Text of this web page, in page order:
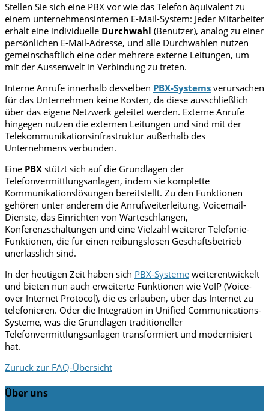
Stellen Sie sich eine PBX vor wie das Telefon äquivalent zu
einem unternehmensinternen E-Mail-System: Jeder Mitarbeiter
erhält eine individuelle Durchwahl (Benutzer), analog zu einer
persönlichen E-Mail-Adresse, und alle Durchwahlen nutzen
gemeinschaftlich eine oder mehrere externe Leitungen, um
mit der Aussenwelt in Verbindung zu treten.
Interne Anrufe innerhalb desselben PBX-Systems verursachen
für das Unternehmen keine Kosten, da diese ausschließlich
über das eigene Netzwerk geleitet werden. Externe Anrufe
hingegen nutzen die externen Leitungen und sind mit der
Telekommunikationsinfrastruktur außerhalb des
Unternehmens verbunden.
Eine PBX stützt sich auf die Grundlagen der
Telefonvermittlungsanlagen, indem sie komplette
Kommunikationslösungen bereitstellt. Zu den Funktionen
gehören unter anderem die Anrufweiterleitung, Voicemail-
Dienste, das Einrichten von Warteschlangen,
Konferenzschaltungen und eine Vielzahl weiterer Telefonie-
Funktionen, die für einen reibungslosen Geschäftsbetrieb
unerlässlich sind.
In der heutigen Zeit haben sich PBX-Systeme weiterentwickelt
und bieten nun auch erweiterte Funktionen wie VoIP (Voice-
over Internet Protocol), die es erlauben, über das Internet zu
telefonieren. Oder die Integration in Unified Communications-
Systeme, was die Grundlagen traditioneller
Telefonvermittlungsanlagen transformiert und modernisiert
hat.
Zurück zur FAQ-Übersicht
Über uns